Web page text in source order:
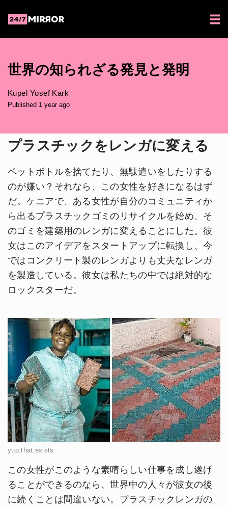
世界の知られざる発見と発明
Kupel Yosef Kark
Published 1 year ago
プラスチックをレンガに変える
ペットボトルを捨てたり、無駄遣いをしたりする
のが嫌い？それなら、この女性を好きになるはず
だ。ケニアで、ある女性が自分のコミュニティか
ら出るプラスチックゴミのリサイクルを始め、そ
のゴミを建築用のレンガに変えることにした。彼
女はこのアイデアをスタートアップに転換し、今
ではコンクリート製のレンガよりも丈夫なレンガ
を製造している。彼女は私たちの中では絶対的な
ロックスターだ。
yup.that.exists
この女性がこのような素晴らしい仕事を成し遂げ
ることができるのなら、世界中の人々が彼女の後
に続くことは間違いない。プラスチックレンガの